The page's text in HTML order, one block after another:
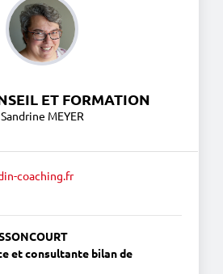
ET FORMATION
Sandrine MEYER
coaching.fr
et consultante bilan de